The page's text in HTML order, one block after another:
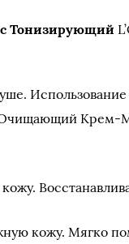
Тонизирующий
Очищающий Крем-
кожу. Мягко